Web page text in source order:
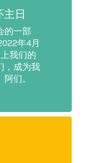
日
的一部
年4月
我们的
，成为我
们。